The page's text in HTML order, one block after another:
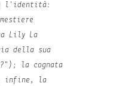
l'identità:
Lily La
della sua
la cognata
infine, la